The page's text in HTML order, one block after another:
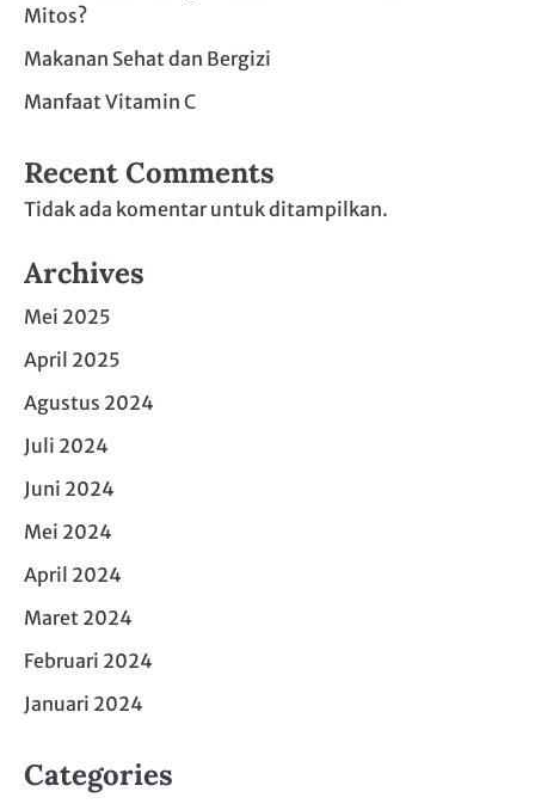
Mitos?
Makanan Sehat dan Bergizi
Manfaat Vitamin C
Recent Comments
Tidak ada komentar untuk ditampilkan.
Archives
Mei 2025
April 2025
Agustus 2024
Juli 2024
Juni 2024
Mei 2024
April 2024
Maret 2024
Februari 2024
Januari 2024
Categories